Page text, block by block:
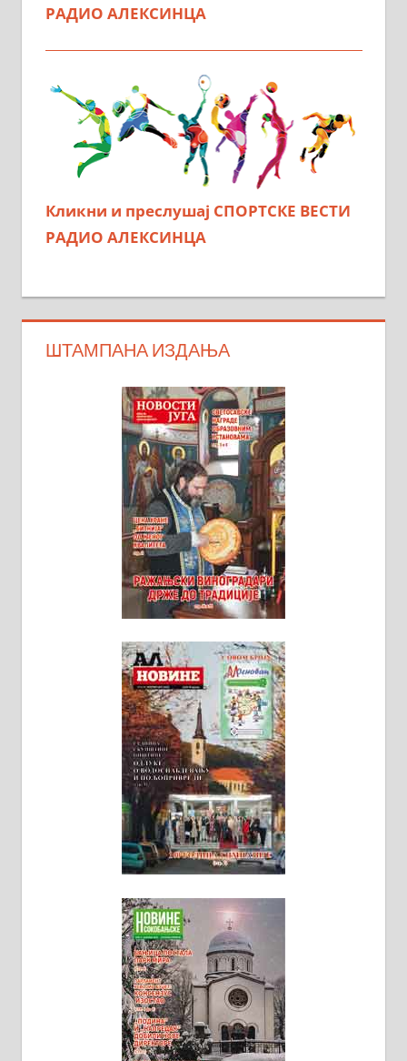
РАДИО АЛЕКСИНЦА
Кликни и преслушај СПОРТСКЕ ВЕСТИ
РАДИО АЛЕКСИНЦА
ШТАМПАНА ИЗДАЊА